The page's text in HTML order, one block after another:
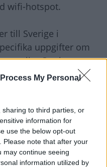
My Personal
to third parties, or
information for
use the below opt-out
Please note that after your
may continue seeing
information utilized by
wifi-hotspot.
till Sverige i
uppgifter om
enligt Opel
, diesel- och
en större crossover
Den blir
och ska heta